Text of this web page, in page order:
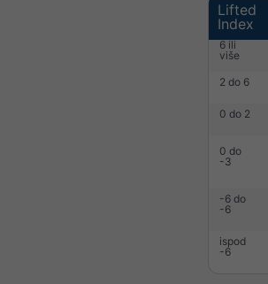
Lifted
Index
6 ili
više
2 do 6
0 do 2
0 do
-3
-6 do
-6
ispod
-6